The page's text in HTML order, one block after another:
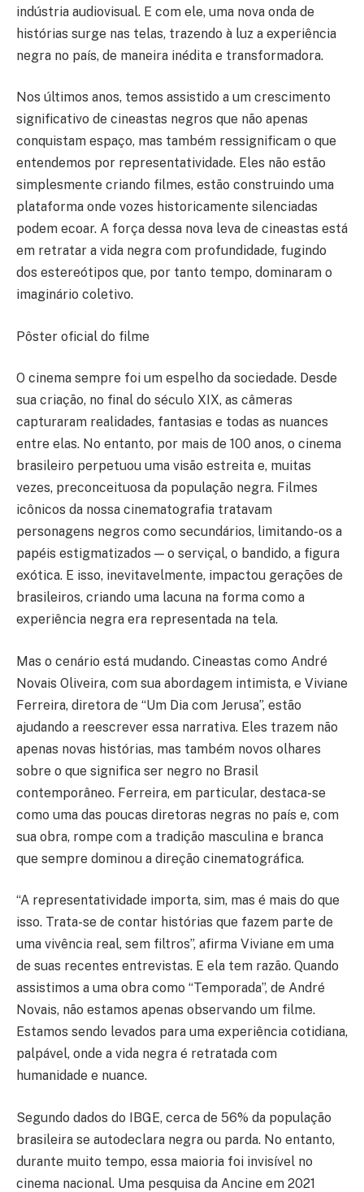
indústria audiovisual. E com ele, uma nova onda de
histórias surge nas telas, trazendo à luz a experiência
negra no país, de maneira inédita e transformadora.
Nos últimos anos, temos assistido a um crescimento
significativo de cineastas negros que não apenas
conquistam espaço, mas também ressignificam o que
entendemos por representatividade. Eles não estão
simplesmente criando filmes, estão construindo uma
plataforma onde vozes historicamente silenciadas
podem ecoar. A força dessa nova leva de cineastas está
em retratar a vida negra com profundidade, fugindo
dos estereótipos que, por tanto tempo, dominaram o
imaginário coletivo.
Pôster oficial do filme
O cinema sempre foi um espelho da sociedade. Desde
sua criação, no final do século XIX, as câmeras
capturaram realidades, fantasias e todas as nuances
entre elas. No entanto, por mais de 100 anos, o cinema
brasileiro perpetuou uma visão estreita e, muitas
vezes, preconceituosa da população negra. Filmes
icônicos da nossa cinematografia tratavam
personagens negros como secundários, limitando-os a
papéis estigmatizados — o serviçal, o bandido, a figura
exótica. E isso, inevitavelmente, impactou gerações de
brasileiros, criando uma lacuna na forma como a
experiência negra era representada na tela.
Mas o cenário está mudando. Cineastas como André
Novais Oliveira, com sua abordagem intimista, e Viviane
Ferreira, diretora de “Um Dia com Jerusa”, estão
ajudando a reescrever essa narrativa. Eles trazem não
apenas novas histórias, mas também novos olhares
sobre o que significa ser negro no Brasil
contemporâneo. Ferreira, em particular, destaca-se
como uma das poucas diretoras negras no país e, com
sua obra, rompe com a tradição masculina e branca
que sempre dominou a direção cinematográfica.
“A representatividade importa, sim, mas é mais do que
isso. Trata-se de contar histórias que fazem parte de
uma vivência real, sem filtros”, afirma Viviane em uma
de suas recentes entrevistas. E ela tem razão. Quando
assistimos a uma obra como “Temporada”, de André
Novais, não estamos apenas observando um filme.
Estamos sendo levados para uma experiência cotidiana,
palpável, onde a vida negra é retratada com
humanidade e nuance.
Segundo dados do IBGE, cerca de 56% da população
brasileira se autodeclara negra ou parda. No entanto,
durante muito tempo, essa maioria foi invisível no
cinema nacional. Uma pesquisa da Ancine em 2021